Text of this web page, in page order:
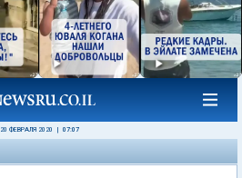
20 ФЕВРАЛЯ 2020 07:07